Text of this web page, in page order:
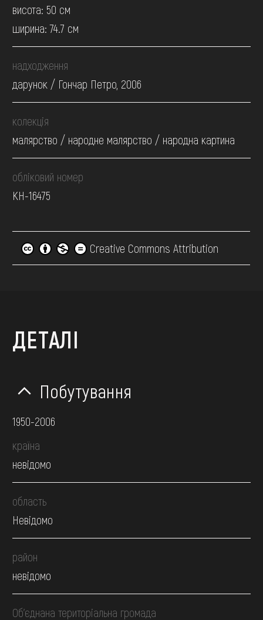
висота: 50 см
ширина: 74.7 см
надходження
дарунок / Гончар Петро, 2006
колекція
малярство / народне малярство / народна картина
обліковий номер
КН-16475
Creative Commons Attribution
ДЕТАЛІ
Побутування
1950-2006
країна
невідомо
область
Невідомо
район
невідомо
Об’єднана територіальна громада